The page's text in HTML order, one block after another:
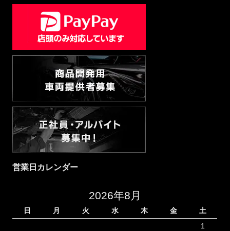
営業日カレンダー
2026年8月
日 月 火 水 木 金
土
1